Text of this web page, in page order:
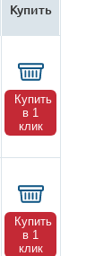
Купить
Купить
в 1
клик
Купить
в 1
клик